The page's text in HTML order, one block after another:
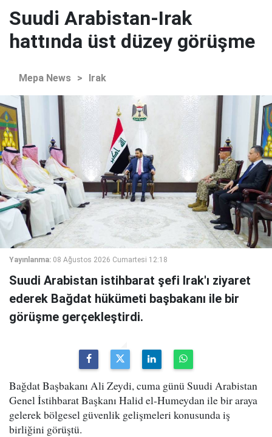
Suudi Arabistan-Irak
hattında üst düzey görüşme
Mepa News > Irak
Yayınlanma: 08 Ağustos 2026 Cumartesi 12:18
Suudi Arabistan istihbarat şefi Irak'ı ziyaret
ederek Bağdat hükümeti başbakanı ile bir
görüşme gerçekleştirdi.
Bağdat Başbakanı Ali Zeydi, cuma günü Suudi Arabistan
Genel İstihbarat Başkanı Halid el-Humeydan ile bir araya
gelerek bölgesel güvenlik gelişmeleri konusunda iş
birliğini görüştü.